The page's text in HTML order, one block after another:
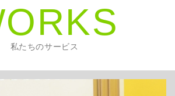
私たちのサービス